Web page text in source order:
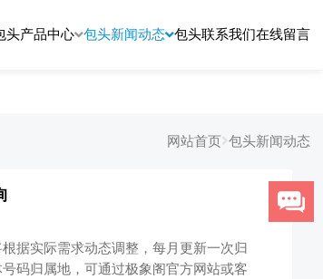
头产品中心 包头新闻动态 包头联系我们在线留言
网站首页 包头新闻动态
据实际需求动态调整，每月更新一次归
码归属地，可通过极象阁官方网站或客